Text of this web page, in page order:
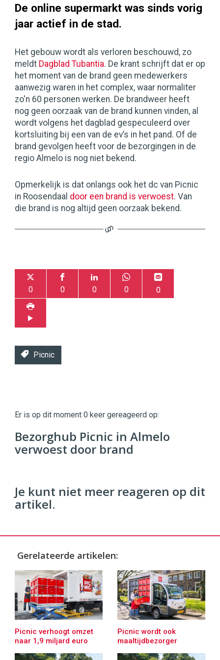
De online supermarkt was sinds vorig
jaar actief in de stad.
Het gebouw wordt als verloren beschouwd, zo
meldt Dagblad Tubantia. De krant schrijft dat er op
het moment van de brand geen medewerkers
aanwezig waren in het complex, waar normaliter
zo'n 60 personen werken. De brandweer heeft
nog geen oorzaak van de brand kunnen vinden, al
wordt volgens het dagblad gespeculeerd over
kortsluiting bij een van de ev’s in het pand. Of de
brand gevolgen heeft voor de bezorgingen in de
regio Almelo is nog niet bekend.
Opmerkelijk is dat onlangs ook het dc van Picnic
in Roosendaal door een brand is verwoest. Van
die brand is nog altijd geen oorzaak bekend.
0 0 0 0 0
Picnic
|
Digital
Commercehttps://twinklemagazine.nl
9654
Er is op dit moment 0 keer gereageerd op:
Bezorghub Picnic in Almelo
verwoest door brand
Je kunt niet meer reageren op dit
artikel.
Gerelateerde artikelen:
Picnic verhoogt omzet
naar 1,9 miljard euro
Picnic wordt ook
maaltijdbezorger